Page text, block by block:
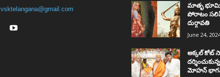
vsktelangana@gmail.com
మాతృ
పోరాటం
దుర్గావతి
June 24,
అక్కల్‌ కోట్‌
మోహన్